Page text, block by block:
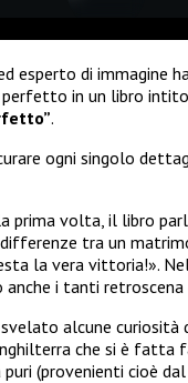
esperto di immagine
perfetto in un libro
.
ogni singolo
prima volta, il libro
tra un
la vera vittoria!».
anche i tanti
svelato alcune
che si è fatta
(provenienti cioè